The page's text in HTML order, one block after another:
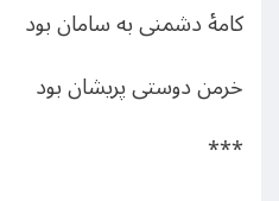
کامۀ دشمنی به سامان بود
خرمن دوستی پریشان بود
***